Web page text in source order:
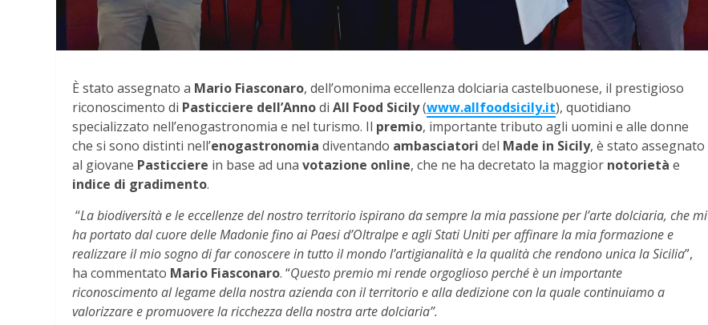
È stato assegnato a Mario Fiasconaro, dell’omonima eccellenza dolciaria castelbuonese, il prestigioso
riconoscimento di Pasticciere dell’Annodi All Food Sicily(www.allfoodsicily.it), quotidiano
specializzato nell’enogastronomia e nel turismo. Il premio, importante tributo agli uomini e alle donne
che si sono distinti nell’enogastronomia diventando ambasciatori del Made in Sicily, è stato assegnato
al giovane Pasticciere in base ad una votazione online, che ne ha decretato la maggior notorietà e
indice di gradimento.
“La biodiversità e le eccellenze del nostro territorio ispirano da sempre la mia passione per l’arte dolciaria, che mi
ha portato dal cuore delle Madonie fino ai Paesi d’Oltralpe e agli Stati Uniti per affinare la mia formazione e
realizzare il mio sogno di far conoscere in tutto il mondo l’artigianalità e la qualità che rendono unica la Sicilia”,
ha commentato Mario Fiasconaro. “Questo premio mi rende orgoglioso perché è un importante
riconoscimento al legame della nostra azienda con il territorio e alla dedizione con la quale continuiamo a
valorizzare e promuovere la ricchezza della nostra arte dolciaria”.